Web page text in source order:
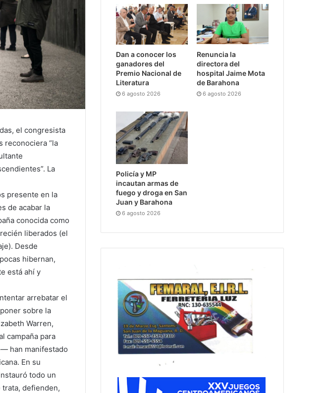
el congresista
reconociera “la
La
presente en la
de acabar la
conocida como
liberados (el
Desde
hibernan,
está ahí y
arrebatar el
sobre la
Warren,
campaña para
han manifestado
En su
todo un
defienden,
Dan a conocer los
ganadores del
Premio Nacional de
Literatura
6 agosto 2026
Renuncia la
directora del
hospital Jaime Mota
de Barahona
6 agosto 2026
Policía y MP
incautan armas de
fuego y droga en San
Juan y Barahona
6 agosto 2026